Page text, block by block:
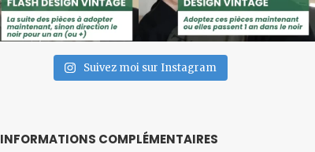
Suivez moi sur Instagram
INFORMATIONS COMPLÉMENTAIRES